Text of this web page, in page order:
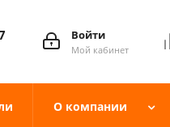
Войти
Мой кабинет
О компании